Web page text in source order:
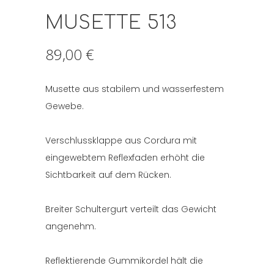
MUSETTE 513
89,00 €
Musette aus stabilem und wasserfestem
Gewebe.
Verschlussklappe aus Cordura mit
eingewebtem Reflexfaden erhöht die
Sichtbarkeit auf dem Rücken.
Breiter Schultergurt verteilt das Gewicht
angenehm.
Reflektierende Gummikordel hält die